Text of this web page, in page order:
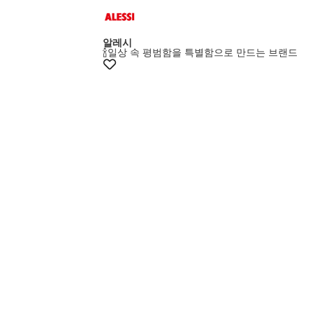
멤버스20%쿠폰
알레시
🍾일상 속 평범함을 특별함으로 만드는 브랜드